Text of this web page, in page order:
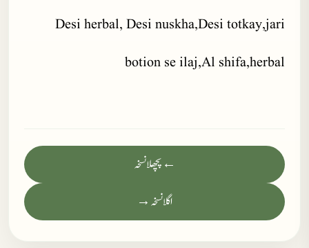
Desi herbal, Desi nuskha,Desi totkay,jari
botion se ilaj,Al shifa,herbal
← پچھلا نسخہ
اگلا نسخہ →